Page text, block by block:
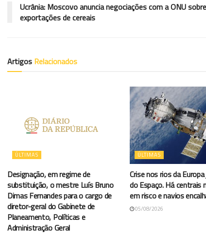
Ucrânia: Moscovo anuncia negociações com a ONU sobre
exportações de cereais
Artigos Relacionados
ÚLTIMAS
Designação, em regime de
substituição, o mestre Luís Bruno
Dimas Fernandes para o cargo de
diretor-geral do Gabinete de
Planeamento, Políticas e
Administração Geral
ÚLTIMAS
Crise nos rios da
do Espaço. Há centrais
em risco e navios
05/08/2026